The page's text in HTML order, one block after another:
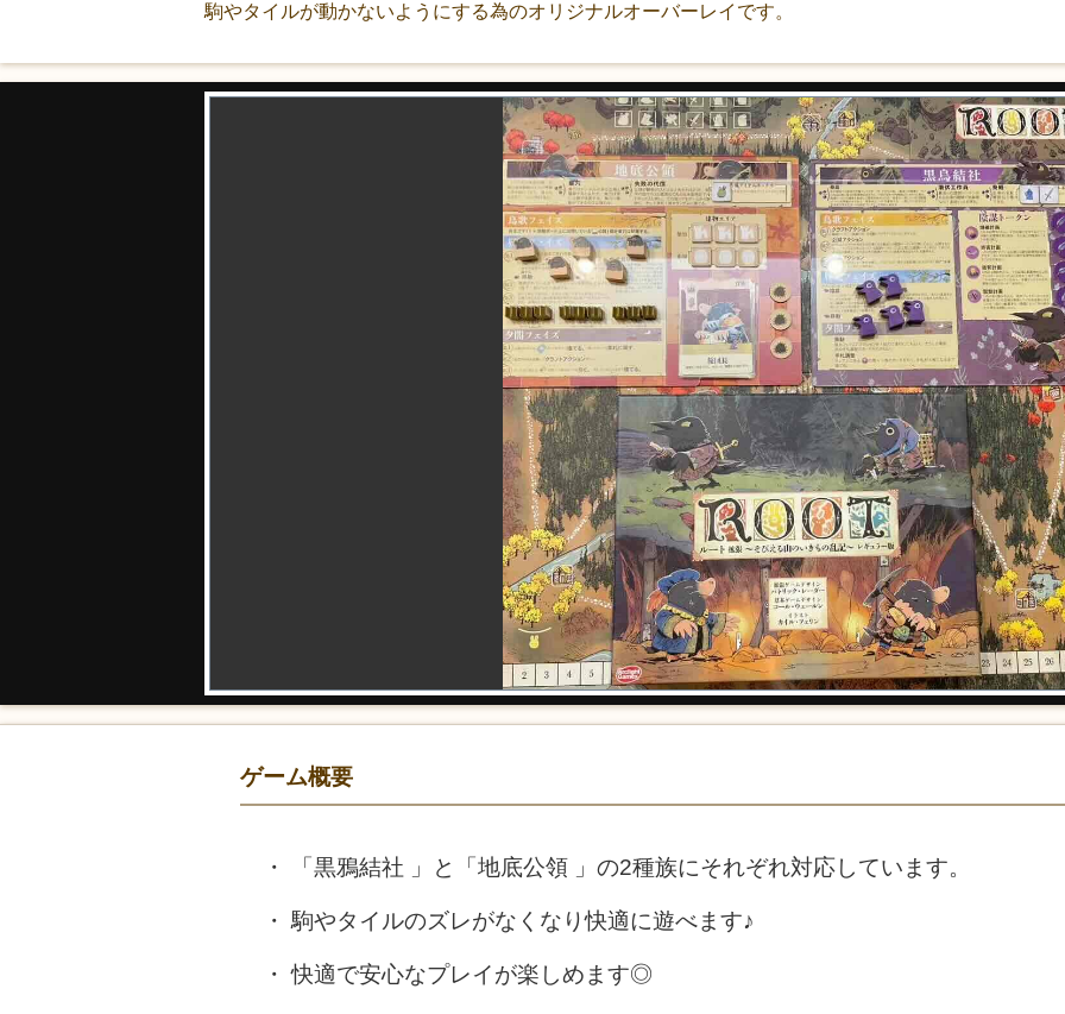
駒やタイルが動かないようにする為のオリジナルオーバーレイです。
ゲーム概要
「黒鴉結社 」と「地底公領 」の2種族にそれぞれ対応しています。
駒やタイルのズレがなくなり快適に遊べます♪
快適で安心なプレイが楽しめます◎